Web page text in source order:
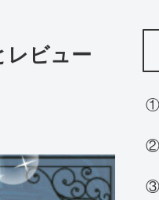
レビュー
①
②
③